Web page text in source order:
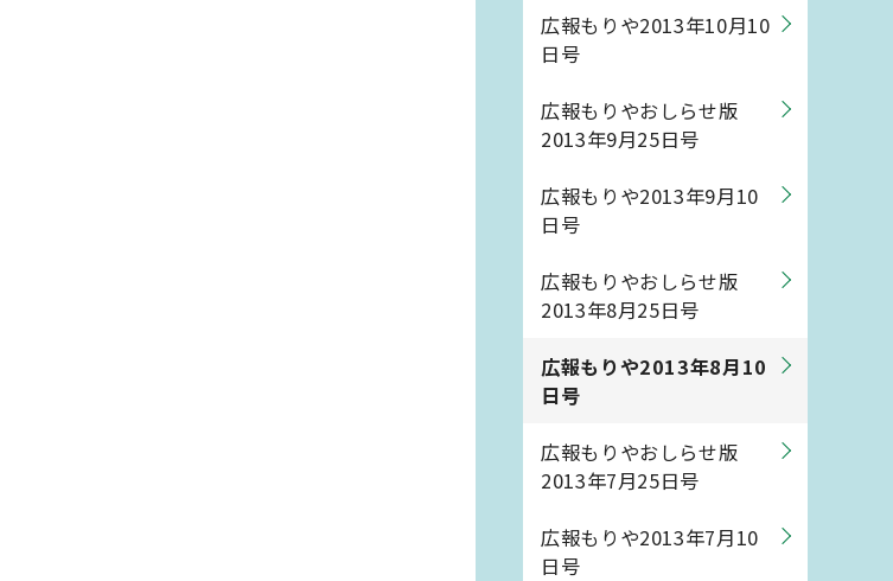
広報もりや2013年10月10
日号
広報もりやおしらせ版
2013年9月25日号
広報もりや2013年9月10
日号
広報もりやおしらせ版
2013年8月25日号
広報もりや2013年8月10
日号
広報もりやおしらせ版
2013年7月25日号
広報もりや2013年7月10
日号